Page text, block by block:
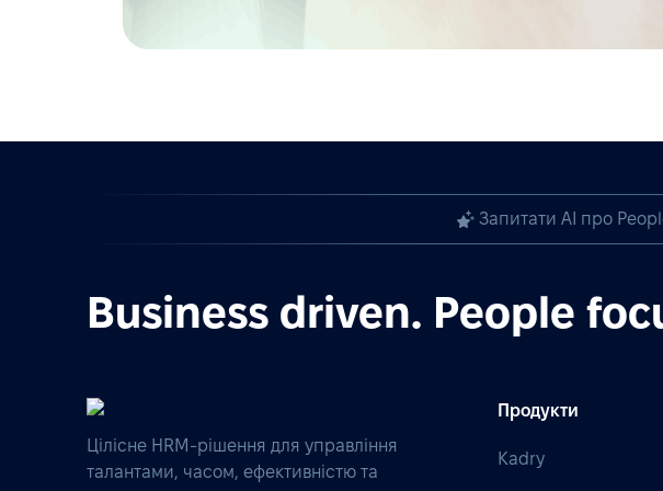
Запитати AI про
Business driven. People
Цілісне HRM-рішення для управління
талантами, часом, ефективністю та
Продукти
Kadry